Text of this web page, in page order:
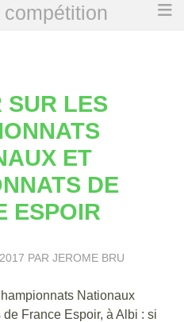
et championnats de France
SUR LES
ET
DE
ESPOIR
PAR JEROME BRU
Nationaux
France Espoir, à Albi : si